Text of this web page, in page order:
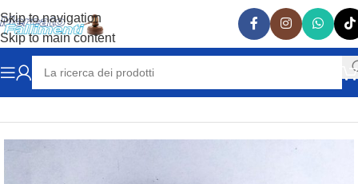
Skip to navigation
Skip to main content
Home SICUREZZA ANTITACCHEGGIO